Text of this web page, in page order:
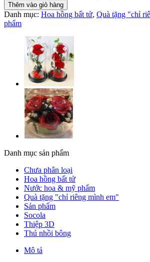
Thêm vào giỏ hàng
Danh mục: Hoa hồng bất tử, Quà tặng "chỉ
phẩm
Danh mục sản phẩm
Chưa phân loại
Hoa hồng bất tử
Nước hoa & mỹ phẩm
Quà tặng "chỉ riêng mình em"
Sản phẩm
Socola
Thiệp 3D
Thú nhồi bông
Mô tả